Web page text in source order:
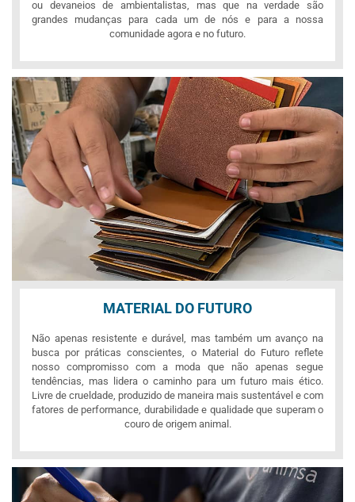
ou devaneios de ambientalistas, mas que na verdade são
grandes mudanças para cada um de nós e para a nossa
comunidade agora e no futuro.
MATERIAL DO FUTURO
Não apenas resistente e durável, mas também um avanço na
busca por práticas conscientes, o Material do Futuro reflete
nosso compromisso com a moda que não apenas segue
tendências, mas lidera o caminho para um futuro mais ético.
Livre de crueldade, produzido de maneira mais sustentável e com
fatores de performance, durabilidade e qualidade que superam o
couro de origem animal.